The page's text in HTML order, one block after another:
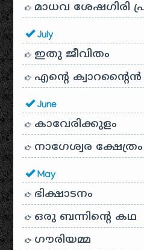
മാധവ ശേഷഗിരി
July
ഇതു ജീവിതം
എന്റെ
June
കാവേരിക്കുളം
നാഗേശ്വര ക്ഷേത്രം
May
ഭിക്ഷാടനം
ഒരു ബന്നിന്റെ കഥ
ഗൗരിയമ്മ